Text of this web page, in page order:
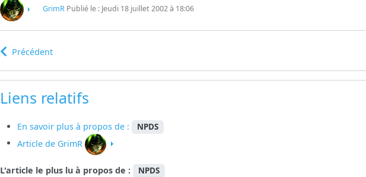
GrimRPublié le : Jeudi 18 juillet 2002 à 18:06
Précédent
Liens relatifs
En savoir plus à propos de : NPDS
Article de GrimR
L'article le plus lu à propos de : NPDS